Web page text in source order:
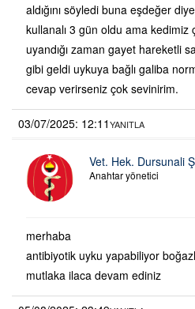
aldığını söyledi buna eşdeğer
kullanalı 3 gün oldu ama kedimiz
uyandığı zaman gayet hareketli
gibi geldi uykuya bağlı galiba
cevap verirseniz çok sevinirim.
03/07/2025: 12:11YANITLA
Vet. Hek. Dursunali
Anahtar yönetici
merhaba
antibiyotik uyku yapabiliyor
mutlaka ilaca devam ediniz